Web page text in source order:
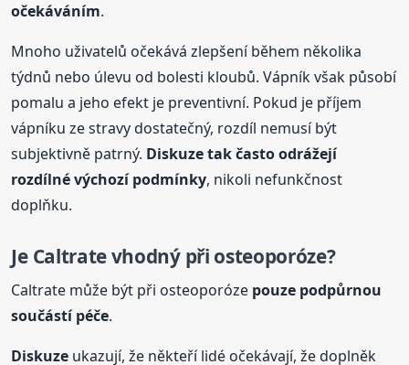
očekáváním.
Mnoho uživatelů očekává zlepšení během několika
týdnů nebo úlevu od bolesti kloubů. Vápník však působí
pomalu a jeho efekt je preventivní. Pokud je příjem
vápníku ze stravy dostatečný, rozdíl nemusí být
subjektivně patrný. Diskuzetak často odrážejí
rozdílné výchozí podmínky, nikoli nefunkčnost
doplňku.
Je Caltrate vhodný při osteoporóze?
Caltrate může být při osteoporóze pouze podpůrnou
součástí péče.
Diskuze ukazují, že někteří lidé očekávají, že doplněk